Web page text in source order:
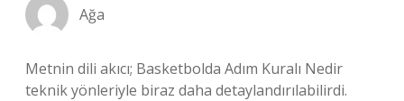
Ağa
Metnin dili akıcı; Basketbolda Adım Kuralı Nedir
teknik yönleriyle biraz daha detaylandırılabilirdi.